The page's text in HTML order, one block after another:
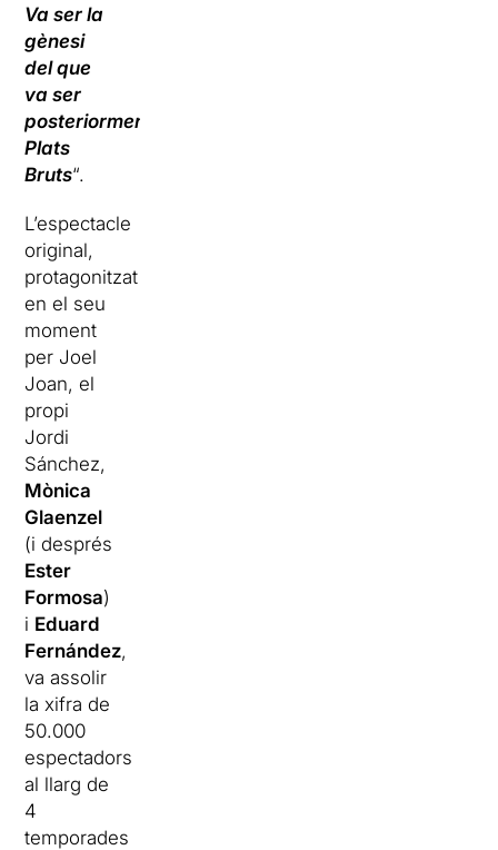
Va ser la
gènesi
del que
va ser
posteriorment
Plats
Bruts“.
L’espectacle
original,
protagonitzat
en el seu
moment
per Joel
Joan, el
propi
Jordi
Sánchez,
Mònica
Glaenzel
(i després
Ester
Formosa)
i Eduard
Fernández,
va assolir
la xifra de
50.000
espectadors
al llarg de
4
temporades